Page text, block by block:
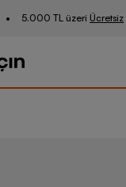
5.000 TL üzeri Ücretsiz